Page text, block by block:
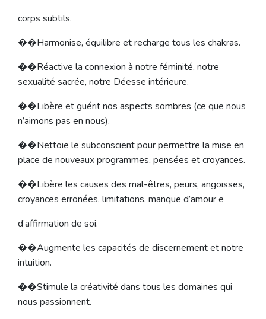
corps subtils.
��Harmonise, équilibre et recharge tous les chakras.
��Réactive la connexion à notre féminité, notre
sexualité sacrée, notre Déesse intérieure.
��Libère et guérit nos aspects sombres (ce que nous
n’aimons pas en nous).
��Nettoie le subconscient pour permettre la mise en
place de nouveaux programmes, pensées et croyances.
��Libère les causes des mal-êtres, peurs, angoisses,
croyances erronées, limitations, manque d’amour e
d’affirmation de soi.
��Augmente les capacités de discernement et notre
intuition.
��Stimule la créativité dans tous les domaines qui
nous passionnent.